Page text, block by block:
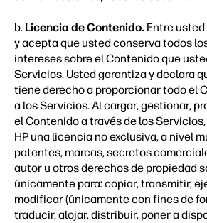
b. Licencia de Contenido. Entre usted
y acepta que usted conserva todos
intereses sobre el Contenido que
Servicios. Usted garantiza y declara
tiene derecho a proporcionar todo el
a los Servicios. Al cargar, gestionar,
el Contenido a través de los
HP una licencia no exclusiva, a nivel
patentes, marcas, secretos
autor u otros derechos de propiedad
únicamente para: copiar, transmitir,
modificar (únicamente con fines de
traducir, alojar, distribuir, poner a